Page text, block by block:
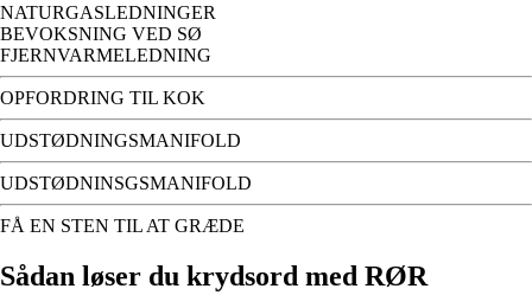
NATURGASLEDNINGER
BEVOKSNING VED SØ
FJERNVARMELEDNING
OPFORDRING TIL KOK
UDSTØDNINGSMANIFOLD
UDSTØDNINSGSMANIFOLD
FÅ EN STEN TIL AT GRÆDE
Sådan løser du krydsord med RØR